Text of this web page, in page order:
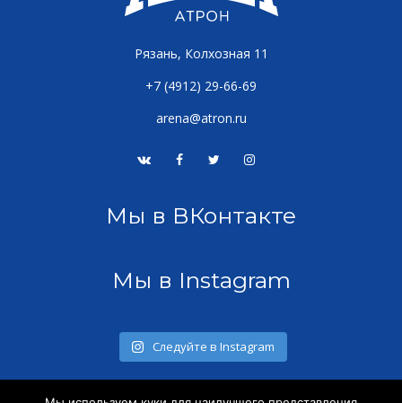
Рязань, Колхозная 11
+7 (4912) 29-66-69
arena@atron.ru
Мы в ВКонтакте
Мы в Instagram
Следуйте в Instagram